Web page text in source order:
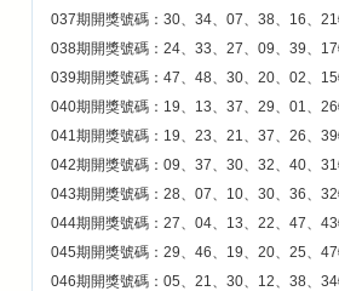
037期開獎號碼：30、34、07、38、16、
038期開獎號碼：24、33、27、09、39、
039期開獎號碼：47、48、30、20、02、
040期開獎號碼：19、13、37、29、01、
041期開獎號碼：19、23、21、37、26、
042期開獎號碼：09、37、30、32、40、
043期開獎號碼：28、07、10、30、36、
044期開獎號碼：27、04、13、22、47、
045期開獎號碼：29、46、19、20、25、
046期開獎號碼：05、21、30、12、38、